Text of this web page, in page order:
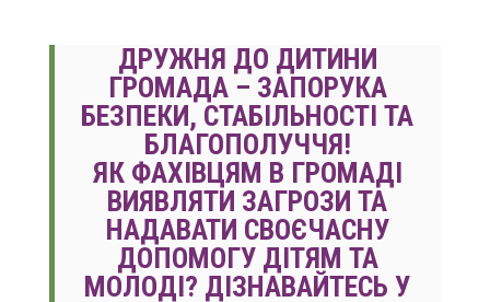
ДРУЖНЯ ДО ДИТИНИ
ГРОМАДА – ЗАПОРУКА
БЕЗПЕКИ, СТАБІЛЬНОСТІ ТА
БЛАГОПОЛУЧЧЯ!
ЯК ФАХІВЦЯМ В ГРОМАДІ
ВИЯВЛЯТИ ЗАГРОЗИ ТА
НАДАВАТИ СВОЄЧАСНУ
ДОПОМОГУ ДІТЯМ ТА
МОЛОДІ? ДІЗНАВАЙТЕСЬ У